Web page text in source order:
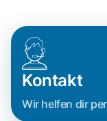
Kontakt
Wir helfen dir